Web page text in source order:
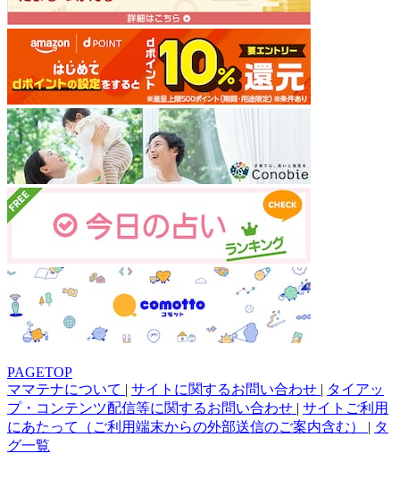
PAGETOP
ママテナについて | サイトに関するお問い合わせ | タイアッ
プ・コンテンツ配信等に関するお問い合わせ | サイトご利用
にあたって（ご利用端末からの外部送信のご案内含む） | タ
グ一覧